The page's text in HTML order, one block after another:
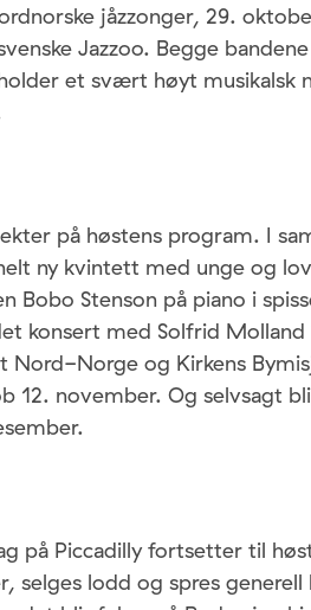
jåzzonger, 29.
Jazzoo. Begge
et svært høyt musikalsk
på høstens program. I
ny kvintett med unge og
Bobo Stenson på piano i
konsert med Solfrid
Nord-Norge og Kirkens
12. november. Og selvsagt
på Piccadilly fortsetter til
selges lodd og spres generell